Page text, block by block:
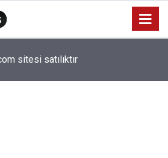
sitesi satılıktır